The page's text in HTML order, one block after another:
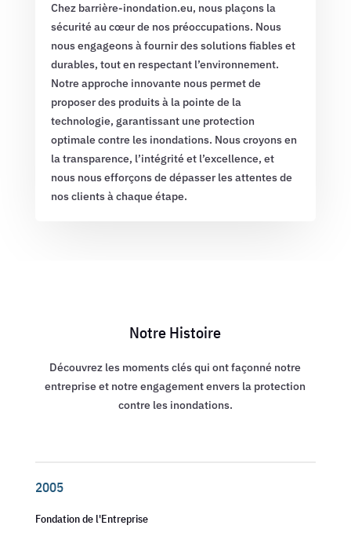
Chez barrière-inondation.eu, nous plaçons la
sécurité au cœur de nos préoccupations. Nous
nous engageons à fournir des solutions fiables et
durables, tout en respectant l’environnement.
Notre approche innovante nous permet de
proposer des produits à la pointe de la
technologie, garantissant une protection
optimale contre les inondations. Nous croyons en
la transparence, l’intégrité et l’excellence, et
nous nous efforçons de dépasser les attentes de
nos clients à chaque étape.
Notre Histoire
Découvrez les moments clés qui ont façonné notre
entreprise et notre engagement envers la protection
contre les inondations.
2005
Fondation de l'Entreprise